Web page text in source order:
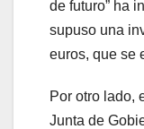
de futuro” ha
supuso una
euros, que se
Por otro lado,
Junta de